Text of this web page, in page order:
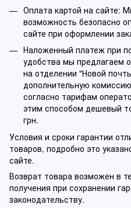
Оплата картой на сайте:
возможность безопасно
сайте при оформлении
Наложенный платеж при
удобства мы предлагаем
на отделении "Новой
дополнительную
согласно тарифам
этим способом дешевый
грн.
Условия и сроки гарантии
товаров, подробно это
сайте.
Возврат товара возможен в
получения при сохранении
законодательству.